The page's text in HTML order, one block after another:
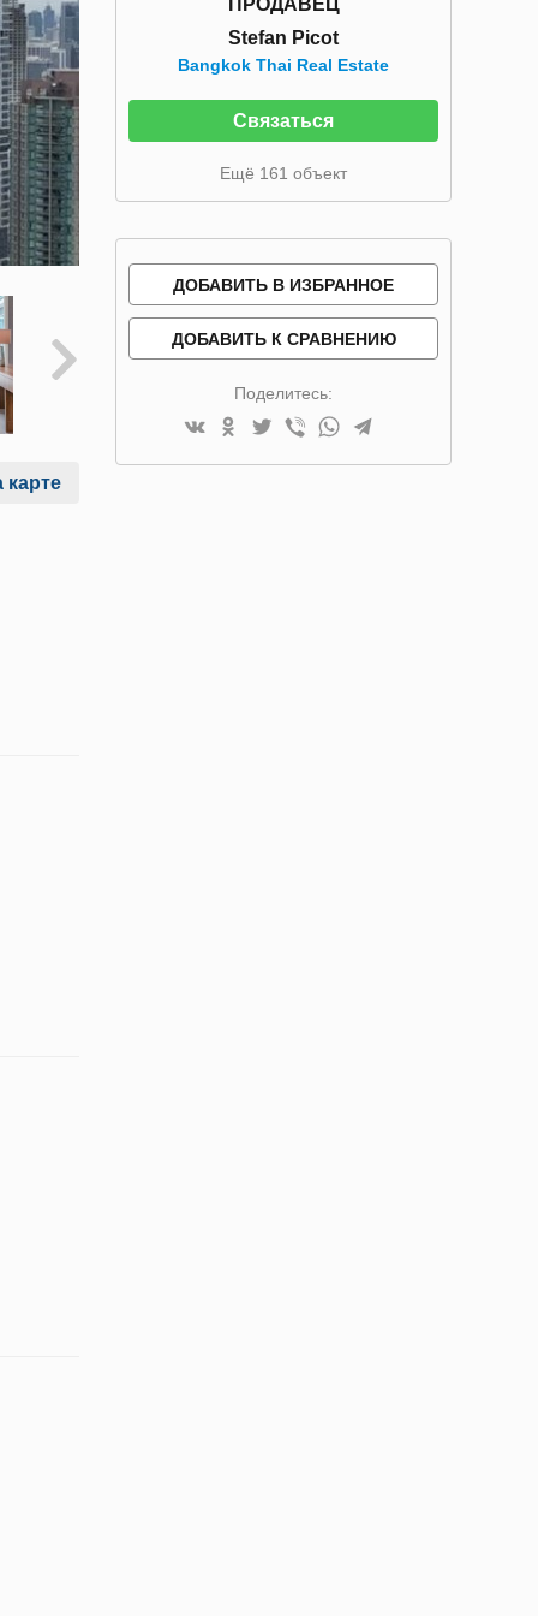
карте
ПРОДАВЕЦ
Stefan Picot
Bangkok Thai Real Estate
Связаться
Ещё 161 объект
ДОБАВИТЬ В ИЗБРАННОЕ
ДОБАВИТЬ К СРАВНЕНИЮ
Поделитесь: